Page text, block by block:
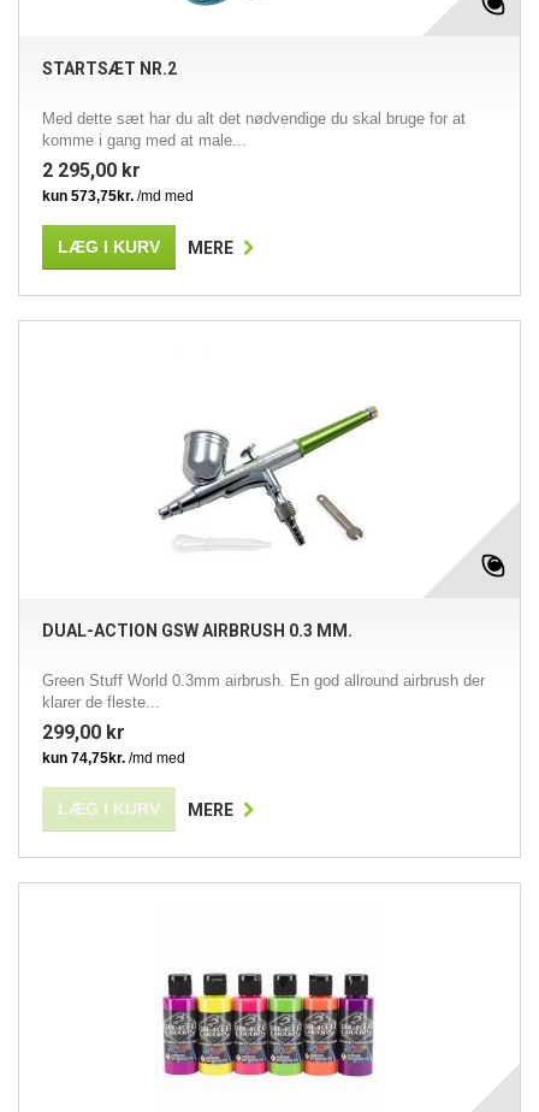
STARTSÆT NR.2
Med dette sæt har du alt det nødvendige du skal bruge for at
komme i gang med at male...
2 295,00 kr
LÆG I KURV MERE
DUAL-ACTION GSW AIRBRUSH 0.3 MM.
Green Stuff World 0.3mm airbrush. En god allround airbrush der
klarer de fleste...
299,00 kr
LÆG I KURV MERE